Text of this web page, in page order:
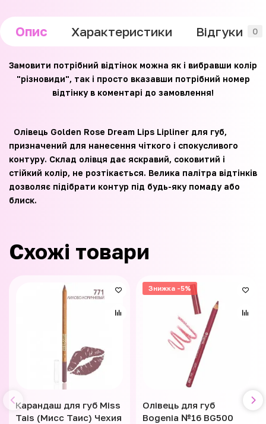
Опис Характеристики Відгуки 0
Замовити потрібний відтінок можна як і вибравши колір
"різновиди", так і просто вказавши потрібний номер
відтінку в коментарі до замовлення!
Олівець Golden Rose Dream Lips Lipliner для губ,
призначений для нанесення чіткого і спокусливого
контуру. Склад олівця дає яскравий, соковитий і
стійкий колір, не розтікається. Велика палітра відтінків
дозволяє підібрати контур під будь-яку помаду або
блиск.
Схожі товари
Карандаш для губ Miss
Tais (Мисс Таис) Чехия
Знижка -5%
Олівець для губ
Bogenia №16 BG500